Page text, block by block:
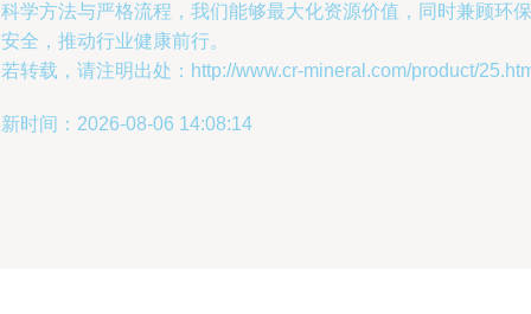
学方法与严格流程，我们能够最大化资源价值，同时兼顾环保
全，推动行业健康前行。
转载，请注明出处：http://www.cr-mineral.com/product/
时间：2026-08-06 14:08:14